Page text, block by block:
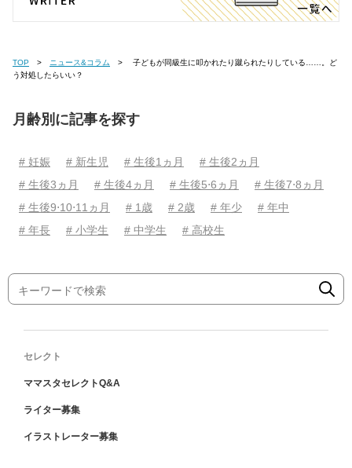
TOP ニュース&コラム
う対処したらいい？
月齢別に記事を探す
# 妊娠 # 新生児 # 生後1ヵ月
# 生後2ヵ月
# 生後3ヵ月
# 生後4ヵ月 # 生後5⋅6ヵ月
# 生後7⋅8ヵ月
# 生後9⋅10⋅11ヵ月
# 1歳 # 2歳 # 年少
# 年中
# 年長
# 小学生 # 中学生 # 高校生
セレクト
ママスタセレクトQ&A
ライター募集
イラストレーター募集